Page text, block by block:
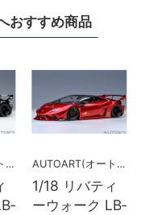
おすすめ商品
AUTOART(オートアート) AUTOART(オートアート)
1/18 リバティ
ーウォーク LB‐